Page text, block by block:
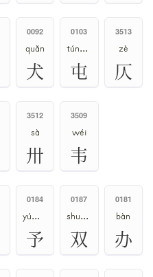
0092
quǎn
犬
0103
tún、zhūn
屯
3513
zè
仄
3512
sà
卅
3509
wéi
韦
0184
yú、yǔ
予
0187
shuāng
双
0181
bàn
办